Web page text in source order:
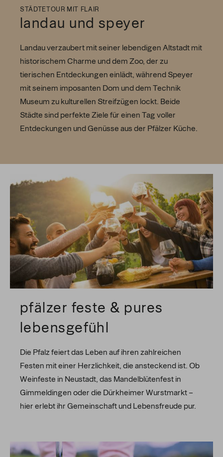
STÄDTETOUR MIT FLAIR
landau und speyer
Landau verzaubert mit seiner lebendigen Altstadt mit
historischem Charme und dem Zoo, der zu
tierischen Entdeckungen einlädt, während Speyer
mit seinem imposanten Dom und dem Technik
Museum zu kulturellen Streifzügen lockt. Beide
Städte sind perfekte Ziele für einen Tag voller
Entdeckungen und Genüsse aus der Pfälzer Küche.
pfälzer feste & pures
lebensgefühl
Die Pfalz feiert das Leben auf ihren zahlreichen
Festen mit einer Herzlichkeit, die ansteckend ist. Ob
Weinfeste in Neustadt, das Mandelblütenfest in
Gimmeldingen oder die Dürkheimer Wurstmarkt –
hier erlebt ihr Gemeinschaft und Lebensfreude pur.